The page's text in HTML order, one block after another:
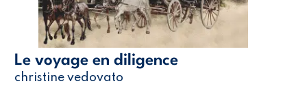
Le voyage en diligence
christine vedovato